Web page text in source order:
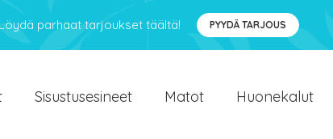
Löydä parhaat tarjoukset täältä! PYYDÄ TARJOUS
Sisustusesineet Matot Huonekalut